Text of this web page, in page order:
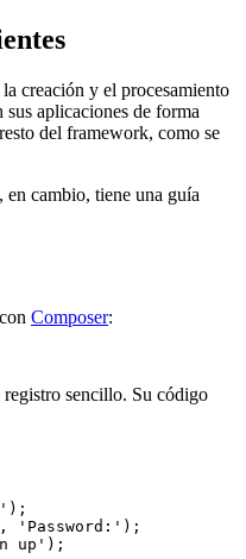
creación y el procesamiento
aplicaciones de forma
del framework, como se
cambio, tiene una guía
Composer:
sencillo. Su código
'Password:');